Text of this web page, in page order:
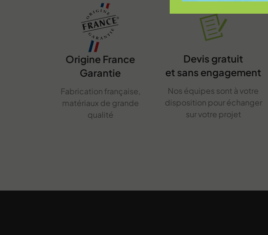
Origine France
Garantie
Fabrication française,
matériaux de grande
qualité
Devis gratuit
et sans engagement
Nos équipes sont à votre
disposition pour échanger
sur votre projet